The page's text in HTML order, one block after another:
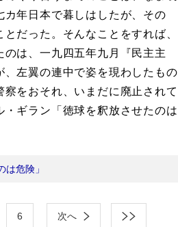
年日本で暮しはしたが、その
だった。そんなことをすれば、
は、一九四五年九月『民主主
左翼の連中で姿を現わしたもの
をおそれ、いまだに廃止されて
ギラン「徳球を釈放させたのは
は危険」
6 次へ